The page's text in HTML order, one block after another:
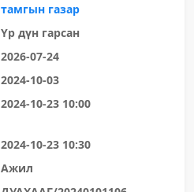
тамгын газар
Үр дүн гарсан
2026-07-24
2024-10-03
2024-10-23 10:00
2024-10-23 10:30
Ажил